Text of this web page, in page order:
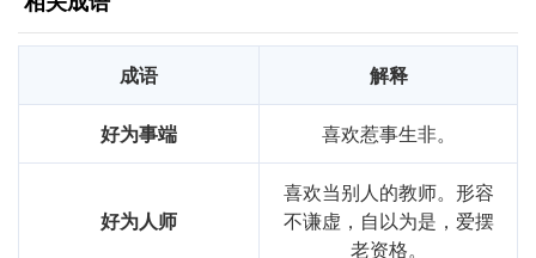
基础信息
luàn
"作谓语、定语；用于为人"
成语 解释
好为事端 喜欢惹事生非。
好为人师
喜欢当别人的教师。形容
不谦虚，自以为是，爱摆
老资格。